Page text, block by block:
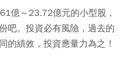
億～23.72億元的小型股，
吧。投資必有風險，過去的
的績效，投資應量力為之！